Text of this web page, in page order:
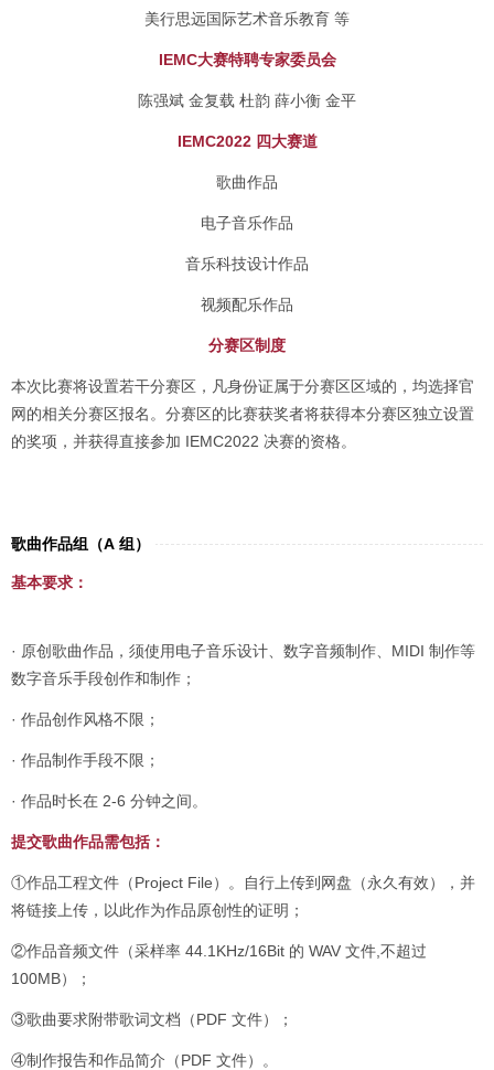
美行思远国际艺术音乐教育 等
IEMC大赛特聘专家委员会
陈强斌 金复载 杜韵 薛小衡 金平
IEMC2022 四大赛道
歌曲作品
电子音乐作品
音乐科技设计作品
视频配乐作品
分赛区制度
本次比赛将设置若干分赛区，凡身份证属于分赛区区域的，均选择官
网的相关分赛区报名。分赛区的比赛获奖者将获得本分赛区独立设置
的奖项，并获得直接参加 IEMC2022 决赛的资格。
歌曲作品组（A 组）
基本要求：
· 原创歌曲作品，须使用电子音乐设计、数字音频制作、MIDI 制作等
数字音乐手段创作和制作；
· 作品创作风格不限；
· 作品制作手段不限；
· 作品时长在 2-6 分钟之间。
提交歌曲作品需包括：
①作品工程文件（Project File）。自行上传到网盘（永久有效），并
将链接上传，以此作为作品原创性的证明；
②作品音频文件（采样率 44.1KHz/16Bit 的 WAV 文件,不超过
100MB）；
③歌曲要求附带歌词文档（PDF 文件）；
④制作报告和作品简介（PDF 文件）。